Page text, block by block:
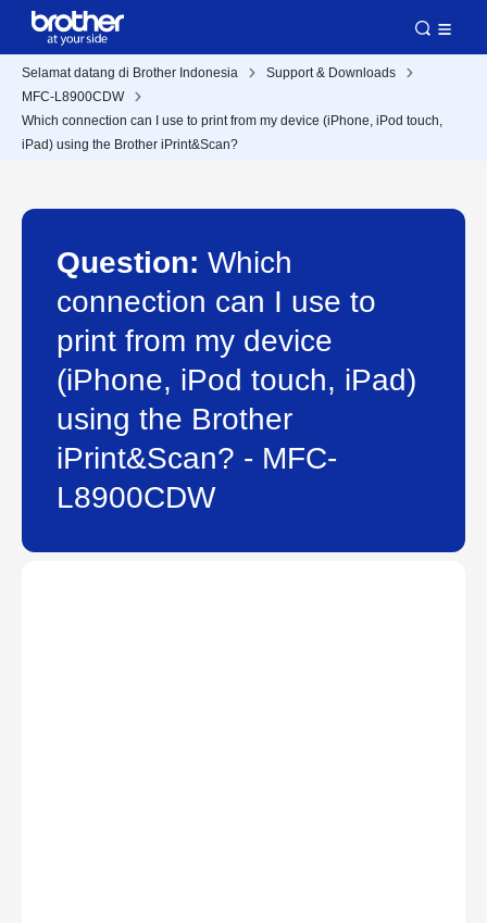
Selamat datang di Brother Indonesia
Support & Downloads
MFC-L8900CDW
Which connection can I use to print from my device (iPhone, iPod touch,
iPad) using the Brother iPrint&Scan?
Question: Which
connection can I use to
print from my device
(iPhone, iPod touch, iPad)
using the Brother
iPrint&Scan? - MFC-
L8900CDW